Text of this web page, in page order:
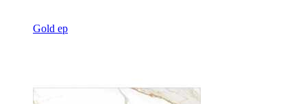
Gold ep